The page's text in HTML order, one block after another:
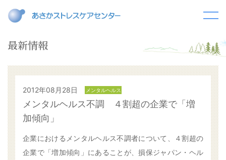
最新情報
2012年08月28日 メンタルヘルス
メンタルヘルス不調 ４割超の企業で「増
加傾向」
企業におけるメンタルヘルス不調者について、４割超の
企業で「増加傾向」にあることが、損保ジャパン・ヘル